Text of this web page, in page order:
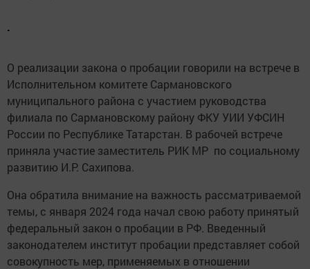
.
О реализации закона о пробации говорили на встрече в
Исполнительном комитете Сармановского
муниципального района с участием руководства
филиала по Сармановскому району ФКУ УИИ УФСИН
России по Республике Татарстан. В рабочей встрече
приняла участие заместитель РИК МР по социальному
развитию И.Р. Сахипова.
Она обратила внимание на важность рассматриваемой
темы, с января 2024 года начал свою работу принятый
федеральный закон о пробации в РФ. Введенный
законодателем институт пробации представляет собой
совокупность мер, применяемых в отношении